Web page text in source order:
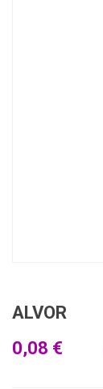
ALVOR
0,08 €